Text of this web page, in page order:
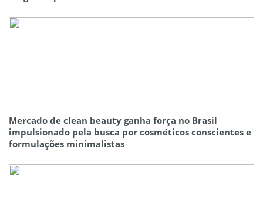
Mercado de clean beauty ganha força no Brasil
impulsionado pela busca por cosméticos conscientes e
formulações minimalistas